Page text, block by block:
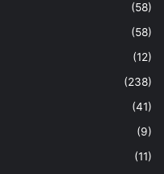
(58)
(58)
(12)
(238)
(41)
(9)
(11)